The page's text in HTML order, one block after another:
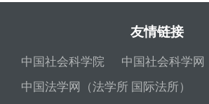
友情链接
中国社会科学院
中国社会科学网
中国法学网（法学所 国际法所）